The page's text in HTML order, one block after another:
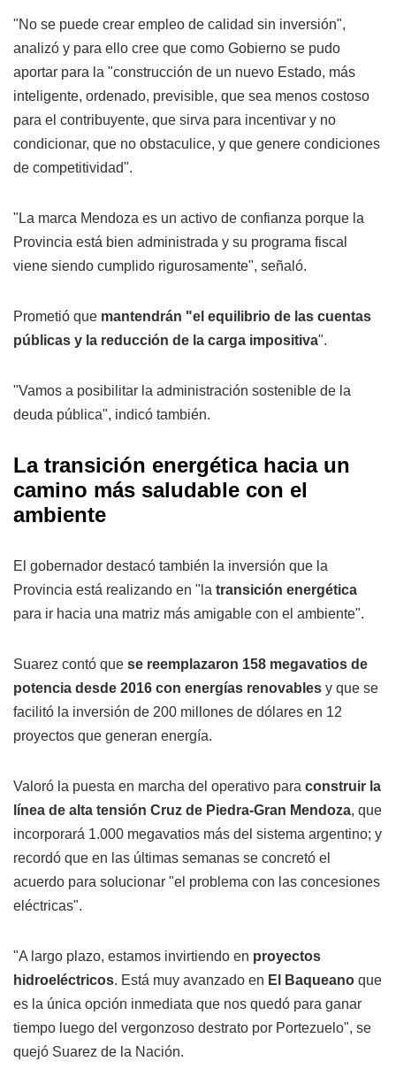
"No se puede crear empleo de calidad sin inversión",
analizó y para ello cree que como Gobierno se pudo
aportar para la "construcción de un nuevo Estado, más
inteligente, ordenado, previsible, que sea menos costoso
para el contribuyente, que sirva para incentivar y no
condicionar, que no obstaculice, y que genere condiciones
de competitividad".
"La marca Mendoza es un activo de confianza porque la
Provincia está bien administrada y su programa fiscal
viene siendo cumplido rigurosamente", señaló.
Prometió que mantendrán "el equilibrio de las cuentas
públicas y la reducción de la carga impositiva".
"Vamos a posibilitar la administración sostenible de la
deuda pública", indicó también.
La transición energética hacia un
camino más saludable con el
ambiente
El gobernador destacó también la inversión que la
Provincia está realizando en "la transición energética
para ir hacia una matriz más amigable con el ambiente".
Suarez contó que se reemplazaron 158 megavatios de
potencia desde 2016 con energías renovables y que se
facilitó la inversión de 200 millones de dólares en 12
proyectos que generan energía.
Valoró la puesta en marcha del operativo para construir la
línea de alta tensión Cruz de Piedra-Gran Mendoza, que
incorporará 1.000 megavatios más del sistema argentino; y
recordó que en las últimas semanas se concretó el
acuerdo para solucionar "el problema con las concesiones
eléctricas".
"A largo plazo, estamos invirtiendo en proyectos
hidroeléctricos. Está muy avanzado en El Baqueano que
es la única opción inmediata que nos quedó para ganar
tiempo luego del vergonzoso destrato por Portezuelo", se
quejó Suarez de la Nación.